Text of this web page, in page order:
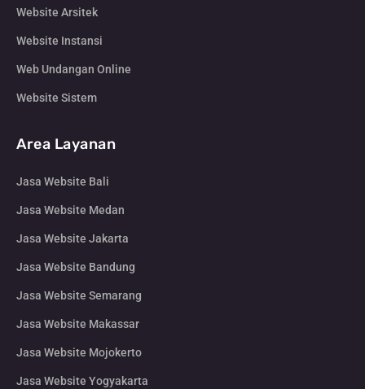
Website Arsitek
Website Instansi
Web Undangan Online
Website Sistem
Area Layanan
Jasa Website Bali
Jasa Website Medan
Jasa Website Jakarta
Jasa Website Bandung
Jasa Website Semarang
Jasa Website Makassar
Jasa Website Mojokerto
Jasa Website Yogyakarta